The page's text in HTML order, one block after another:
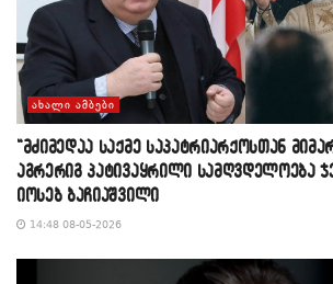
ᲐᲮᲐᲚᲘ ᲐᲛᲑᲔᲑᲘ
“მძიმედაა საქმე საპატრიარქოსთან
აგრერიგ პატივაყრილი სამღვდელოება
იოსებ ბაჩიაშვილი
14:48 08-05-2026